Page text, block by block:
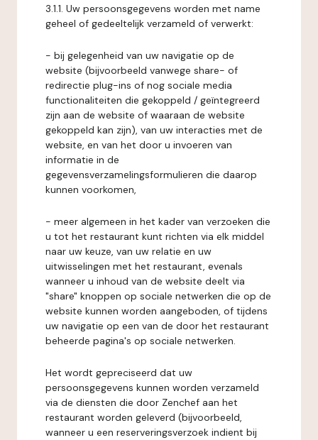
3.1.1. Uw persoonsgegevens worden met name
geheel of gedeeltelijk verzameld of verwerkt:
- bij gelegenheid van uw navigatie op de
website (bijvoorbeeld vanwege share- of
redirectie plug-ins of nog sociale media
functionaliteiten die gekoppeld / geïntegreerd
zijn aan de website of waaraan de website
gekoppeld kan zijn), van uw interacties met de
website, en van het door u invoeren van
informatie in de
gegevensverzamelingsformulieren die daarop
kunnen voorkomen,
- meer algemeen in het kader van verzoeken die
u tot het restaurant kunt richten via elk middel
naar uw keuze, van uw relatie en uw
uitwisselingen met het restaurant, evenals
wanneer u inhoud van de website deelt via
"share" knoppen op sociale netwerken die op de
website kunnen worden aangeboden, of tijdens
uw navigatie op een van de door het restaurant
beheerde pagina's op sociale netwerken.
Het wordt gepreciseerd dat uw
persoonsgegevens kunnen worden verzameld
via de diensten die door Zenchef aan het
restaurant worden geleverd (bijvoorbeeld,
wanneer u een reserveringsverzoek indient bij